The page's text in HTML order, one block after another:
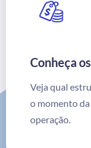
Conheça
Veja qual
o momento da
operação.